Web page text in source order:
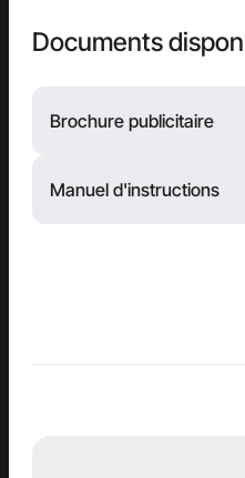
Documents
Brochure publicitaire
Manuel d'instructions